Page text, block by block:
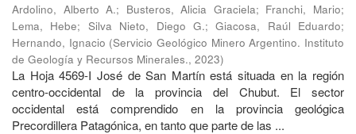
Ardolino, Alberto A.; Busteros, Alicia Graciela; Franchi, Mario;
Lema, Hebe; Silva Nieto, Diego G.;Giacosa, Raúl Eduardo;
Hernando, Ignacio (Servicio Geológico Minero Argentino. Instituto
de Geología y Recursos Minerales., 2023)
La Hoja 4569-I José de San Martín está situada en la región
centro-occidental de la provincia del Chubut. El sector
occidental está comprendido en la provincia geológica
Precordillera Patagónica, en tanto que parte de las ...